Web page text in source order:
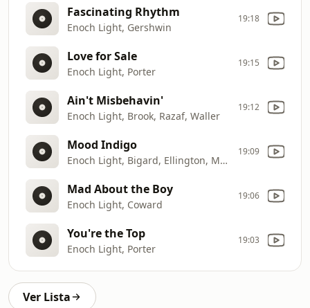
Fascinating Rhythm
Enoch Light, Gershwin
19:18
Love for Sale
Enoch Light, Porter
19:15
Ain't Misbehavin'
Enoch Light, Brook, Razaf, Waller
19:12
Mood Indigo
Enoch Light, Bigard, Ellington, Mills
19:09
Mad About the Boy
Enoch Light, Coward
19:06
You're the Top
Enoch Light, Porter
19:03
Ver Lista